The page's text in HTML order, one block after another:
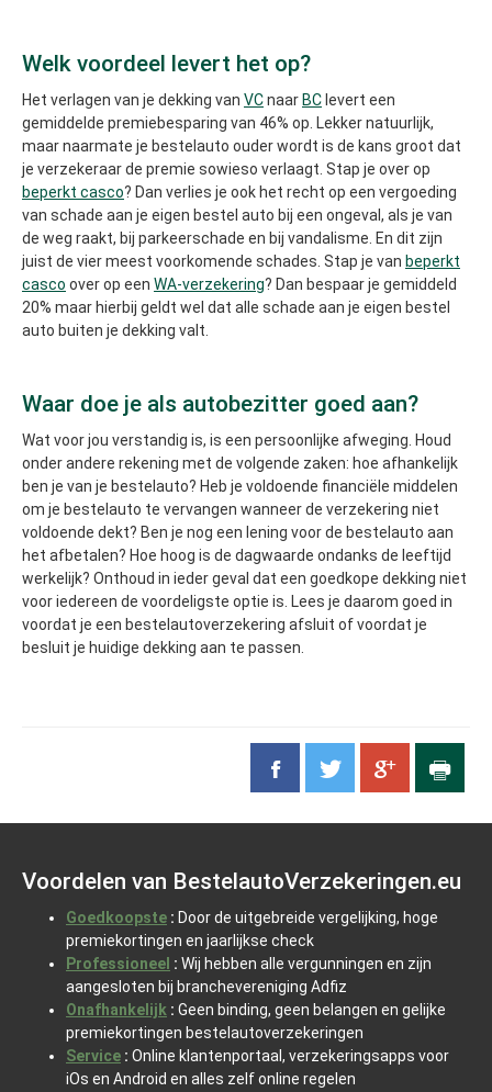
Welk voordeel levert het op?
Het verlagen van je dekking van VCnaar BC levert een
gemiddelde premiebesparing van 46% op. Lekker natuurlijk,
maar naarmate je bestelauto ouder wordt is de kans groot dat
je verzekeraar de premie sowieso verlaagt. Stap je over op
beperkt casco? Dan verlies je ook het recht op een vergoeding
van schade aan je eigen bestel auto bij een ongeval, als je van
de weg raakt, bij parkeerschade en bij vandalisme. En dit zijn
juist de vier meest voorkomende schades. Stap je van beperkt
casco over op een WA-verzekering? Dan bespaar je gemiddeld
20% maar hierbij geldt wel dat alle schade aan je eigen bestel
auto buiten je dekking valt.
Waar doe je als autobezitter goed aan?
Wat voor jou verstandig is, is een persoonlijke afweging. Houd
onder andere rekening met de volgende zaken: hoe afhankelijk
ben je van je bestelauto? Heb je voldoende financiële middelen
om je bestelauto te vervangen wanneer de verzekering niet
voldoende dekt? Ben je nog een lening voor de bestelauto aan
het afbetalen? Hoe hoog is de dagwaarde ondanks de leeftijd
werkelijk? Onthoud in ieder geval dat een goedkope dekking niet
voor iedereen de voordeligste optie is. Lees je daarom goed in
voordat je een bestelautoverzekering afsluit of voordat je
besluit je huidige dekking aan te passen.
Voordelen van BestelautoVerzekeringen.eu
Goedkoopste : Door de uitgebreide vergelijking, hoge
premiekortingen en jaarlijkse check
Professioneel : Wij hebben alle vergunningen en zijn
aangesloten bij branchevereniging Adfiz
Onafhankelijk : Geen binding, geen belangen en gelijke
premiekortingen bestelautoverzekeringen
Service : Online klantenportaal, verzekeringsapps voor
iOs en Android en alles zelf online regelen